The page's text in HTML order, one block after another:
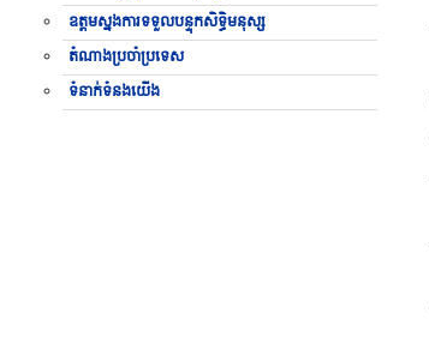
ឧត្តមស្នងការទទួលបន្ទុកសិទ្ធិមនុស្ស
តំណាងប្រចាំប្រទេស
ទំនាក់ទំនងយើង